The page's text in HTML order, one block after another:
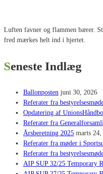
Luften favner og flammen bærer.
fred mærkes helt ind i hjertet.
Seneste Indlæg
Ballonposten juni 30, 2026
Referater fra
Opdatering af
Referater fra
Årsberetning 2025 marts 24,
Referater fra møder i
Referater fra
AIP SUP 32/25 Temporary